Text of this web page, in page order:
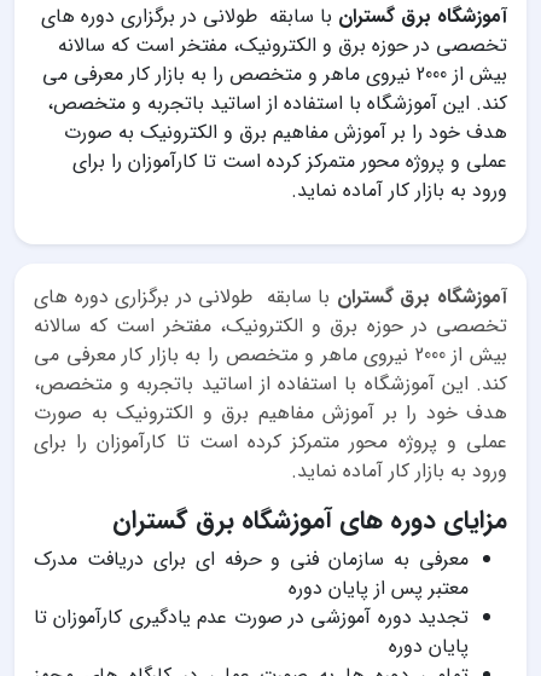
آموزشگاه برق گستران با سابقه طولانی در برگزاری دوره های
تخصصی در حوزه برق و الکترونیک، مفتخر است که سالانه
بیش از 2000 نیروی ماهر و متخصص را به بازار کار معرفی می
کند. این آموزشگاه با استفاده از اساتید باتجربه و متخصص،
هدف خود را بر آموزش مفاهیم برق و الکترونیک به صورت
عملی و پروژه محور متمرکز کرده است تا کارآموزان را برای
ورود به بازار کار آماده نماید.
آموزشگاه برق گستران با سابقه طولانی در برگزاری دوره های
تخصصی در حوزه برق و الکترونیک، مفتخر است که سالانه
بیش از 2000 نیروی ماهر و متخصص را به بازار کار معرفی می
کند. این آموزشگاه با استفاده از اساتید باتجربه و متخصص،
هدف خود را بر آموزش مفاهیم برق و الکترونیک به صورت
عملی و پروژه محور متمرکز کرده است تا کارآموزان را برای
ورود به بازار کار آماده نماید.
مزایای دوره های آموزشگاه برق گستران
معرفی به سازمان فنی و حرفه ای برای دریافت مدرک
معتبر پس از پایان دوره
تجدید دوره آموزشی در صورت عدم یادگیری کارآموزان تا
پایان دوره